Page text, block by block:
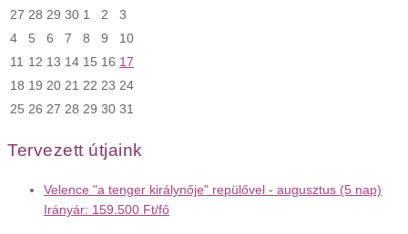
27 28 29 30 1 2
3
4
5 6 7 8 9
10
11 12 13 14 15 16 17
18 19 20 21 22 23 24
25 26 27 28 29 30 31
Tervezett útjaink
Velence "a tenger királynője" repülővel - augusztus (5 nap)
Irányár: 159.500 Ft/fő